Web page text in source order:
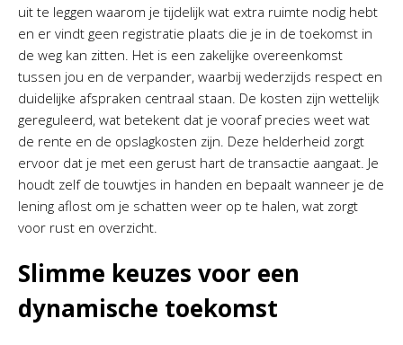
uit te leggen waarom je tijdelijk wat extra ruimte nodig hebt
en er vindt geen registratie plaats die je in de toekomst in
de weg kan zitten. Het is een zakelijke overeenkomst
tussen jou en de verpander, waarbij wederzijds respect en
duidelijke afspraken centraal staan. De kosten zijn wettelijk
gereguleerd, wat betekent dat je vooraf precies weet wat
de rente en de opslagkosten zijn. Deze helderheid zorgt
ervoor dat je met een gerust hart de transactie aangaat. Je
houdt zelf de touwtjes in handen en bepaalt wanneer je de
lening aflost om je schatten weer op te halen, wat zorgt
voor rust en overzicht.
Slimme keuzes voor een
dynamische toekomst